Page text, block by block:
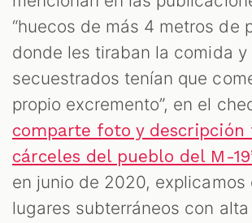
“huecos de más 4 metros de
donde les tiraban la comida y
secuestrados tenían que
propio excremento”, en el
comparte foto y descripción
cárceles del pueblo del M-
en junio de 2020, explicamos
lugares subterráneos con